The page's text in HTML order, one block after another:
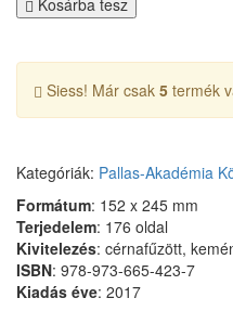
Siess! Már csak 5 termék
Kategóriák: Pallas-Akadémia
Formátum: 152 x 245 mm
Terjedelem: 176 oldal
Kivitelezés: cérnafűzött,
ISBN: 978-973-665-423-7
Kiadás éve: 2017